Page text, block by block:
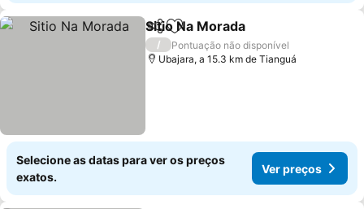
PartilharAdicionar aos favoritos
Sitio Na Morada
/
Pontuação não disponível
Ubajara, a 15.3 km de Tianguá
Selecione as datas para ver os preços
exatos.
Ver preços